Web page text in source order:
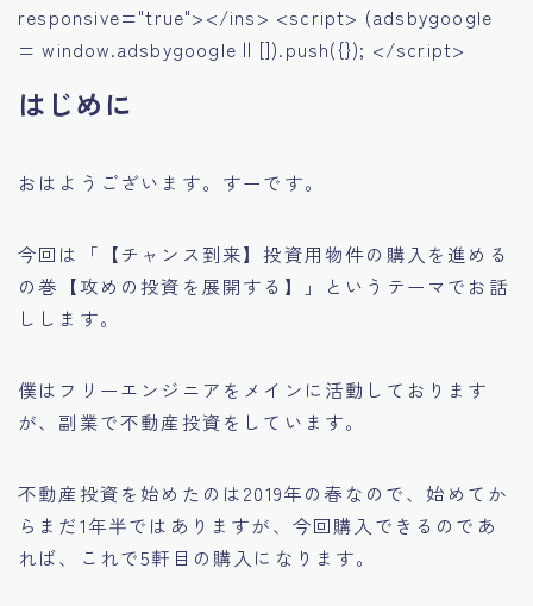
responsive="true"></ins> <script> (adsbygoogle
= window.adsbygoogle || []).push({}); </script>
はじめに
おはようございます。すーです。
今回は「【チャンス到来】投資用物件の購入を進める
の巻【攻めの投資を展開する】」というテーマでお話
しします。
僕はフリーエンジニアをメインに活動しております
が、副業で不動産投資をしています。
不動産投資を始めたのは2019年の春なので、始めてか
らまだ1年半ではありますが、今回購入できるのであ
れば、これで5軒目の購入になります。